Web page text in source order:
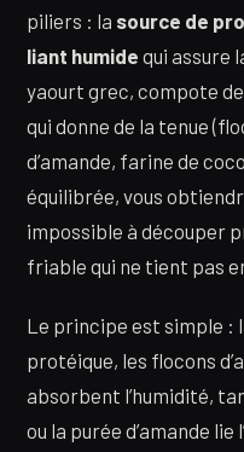
piliers : la source de
liant humide qui assure
yaourt grec, compote
qui donne de la tenue
d’amande, farine de
équilibrée, vous
impossible à découper
friable qui ne tient pas
Le principe est simple :
protéique, les flocons
absorbent l’humidité,
ou la purée d’amande